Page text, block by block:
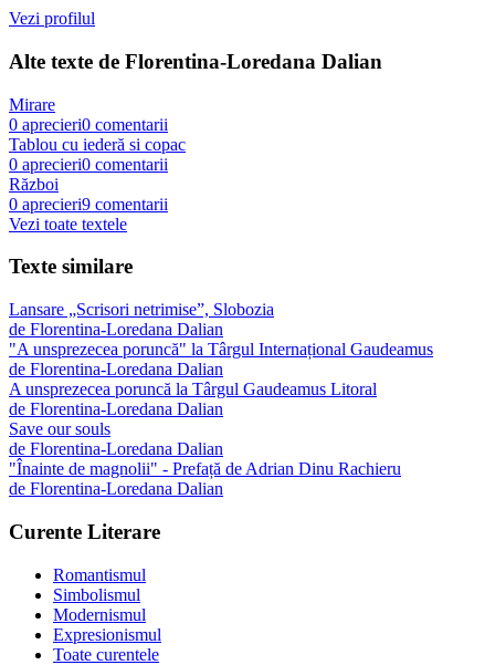
Vezi profilul
Alte texte de Florentina-Loredana Dalian
Mirare
0 aprecieri0 comentarii
Tablou cu iederă si copac
0 aprecieri0 comentarii
Război
0 aprecieri9 comentarii
Vezi toate textele
Texte similare
Lansare „Scrisori netrimise”, Slobozia
de Florentina-Loredana Dalian
"A unsprezecea poruncă" la Târgul Internațional Gaudeamus
de Florentina-Loredana Dalian
A unsprezecea poruncă la Târgul Gaudeamus Litoral
de Florentina-Loredana Dalian
Save our souls
de Florentina-Loredana Dalian
"Înainte de magnolii" - Prefață de Adrian Dinu Rachieru
de Florentina-Loredana Dalian
Curente Literare
Romantismul
Simbolismul
Modernismul
Expresionismul
Toate curentele